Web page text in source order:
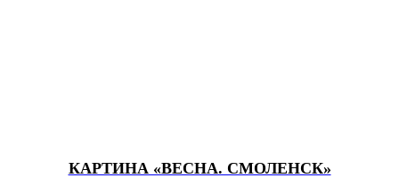
КАРТИНА «ВЕСНА. СМОЛЕНСК»